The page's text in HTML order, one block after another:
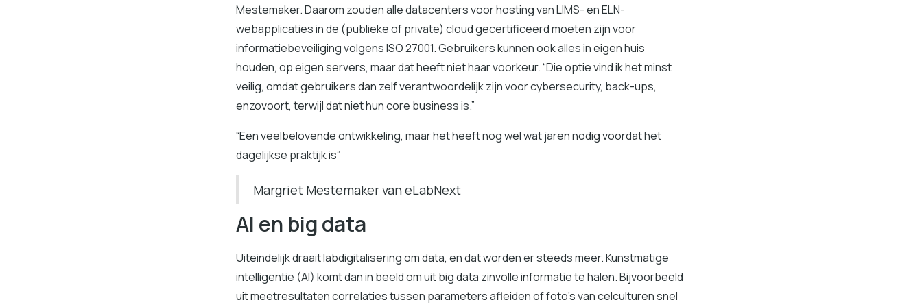
Mestemaker. Daarom zouden alle datacenters voor hosting van LIMS- en ELN-
webapplicaties in de (publieke of private) cloud gecertificeerd moeten zijn voor
informatiebeveiliging volgens ISO 27001. Gebruikers kunnen ook alles in eigen huis
houden, op eigen servers, maar dat heeft niet haar voorkeur. “Die optie vind ik het minst
veilig, omdat gebruikers dan zelf verantwoordelijk zijn voor cybersecurity, back-ups,
enzovoort, terwijl dat niet hun core business is.”
“Een veelbelovende ontwikkeling, maar het heeft nog wel wat jaren nodig voordat het
dagelijkse praktijk is”
Margriet Mestemaker van eLabNext
AI en big data
Uiteindelijk draait labdigitalisering om data, en dat worden er steeds meer. Kunstmatige
intelligentie (AI) komt dan in beeld om uit big data zinvolle informatie te halen. Bijvoorbeeld
uit meetresultaten correlaties tussen parameters afleiden of foto’s van celculturen snel